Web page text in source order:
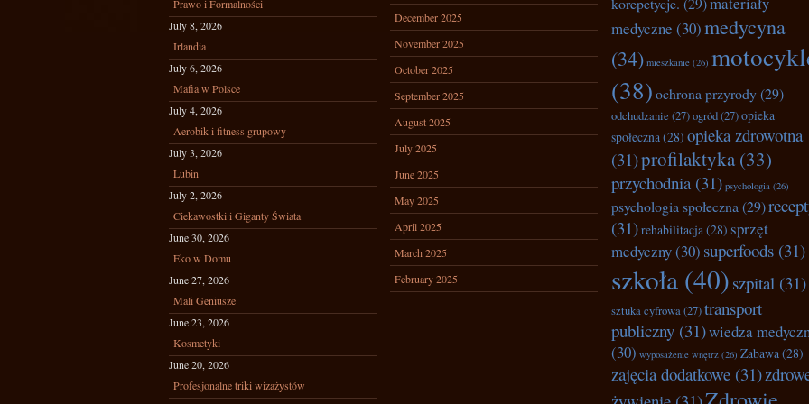
Prawo i Formalności
July 8, 2026
Irlandia
July 6, 2026
Mafia w Polsce
July 4, 2026
Aerobik i fitness grupowy
July 3, 2026
Lubin
July 2, 2026
Ciekawostki i Giganty Świata
June 30, 2026
Eko w Domu
June 27, 2026
Mali Geniusze
June 23, 2026
Kosmetyki
June 20, 2026
Profesjonalne triki wizażystów
December 2025
November 2025
October 2025
September 2025
August 2025
July 2025
June 2025
May 2025
April 2025
March 2025
February 2025
medyczne (30)medycyna
(34) mieszkanie (26)
(38)ochrona przyrody(29)
odchudzanie (27)ogród(27)opieka
społeczna(28) opieka zdrowotna
(31)profilaktyka(33)
przychodnia(31) psychologia (26)
psychologia społeczna (29)
(31)rehabilitacja(28) sprzęt
medyczny(30) superfoods (31)
szkoła (40) szpital (31)
sztuka cyfrowa(27)transport
publiczny (31)wiedza
(30) wyposażenie wnętrz (26) Zabawa(28)
zajęcia dodatkowe (31)